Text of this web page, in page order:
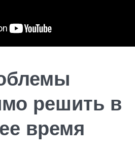
решить в
время